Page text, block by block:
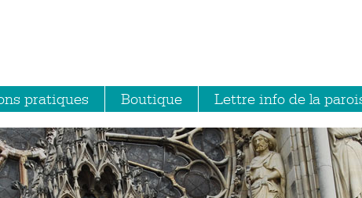
pratiques Boutique Lettre info de la